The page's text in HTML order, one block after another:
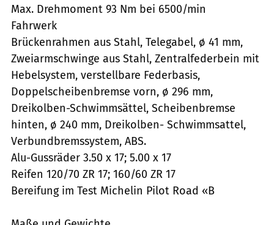
Max. Drehmoment 93 Nm bei 6500/min
Fahrwerk
Brückenrahmen aus Stahl, Telegabel, ø 41 mm,
Zweiarmschwinge aus Stahl, Zentralfederbein mit
Hebelsystem, verstellbare Federbasis,
Doppelscheibenbremse vorn, ø 296 mm,
Dreikolben-Schwimmsättel, Scheibenbremse
hinten, ø 240 mm, Dreikolben- Schwimmsattel,
Verbundbremssystem, ABS.
Alu-Gussräder 3.50 x 17; 5.00 x 17
Reifen 120/70 ZR 17; 160/60 ZR 17
Bereifung im Test Michelin Pilot Road «B